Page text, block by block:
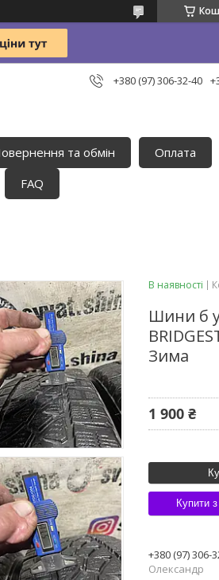
+380 (97) 306-32-40
та обмін Оплата
FAQ
В наявності
Шини б у
Зима
1 900 ₴
Купити з
+380 (97) 306-
Олександр